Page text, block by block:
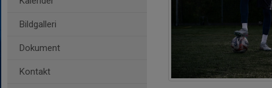
Bildgalleri
Dokument
Kontakt